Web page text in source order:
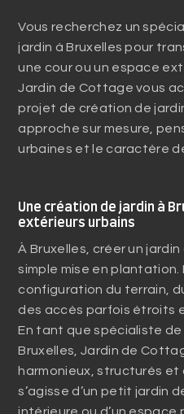
Vous recherchez un
jardin à Bruxelles pour
une cour ou un espace
Jardin de Cottage vous
projet de création de
approche sur mesure,
urbaines et le caractère
Une création de jardin à
extérieurs urbains
À Bruxelles, créer un
simple mise en
configuration du terrain,
des accès parfois étroits
En tant que spécialiste
Bruxelles, Jardin de
harmonieux, structurés et
s’agisse d’un petit jardin